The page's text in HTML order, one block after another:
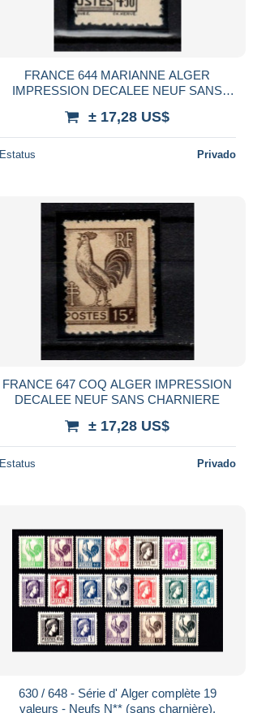
FRANCE 644 MARIANNE ALGER
IMPRESSION DECALEE NEUF SANS
± 17,28 US$
Estatus Privado
FRANCE 647 COQ ALGER IMPRESSION
DECALEE NEUF SANS CHARNIERE
± 17,28 US$
Estatus Privado
630 / 648 - Série d' Alger complète 19
valeurs - Neufs N** (sans charnière).